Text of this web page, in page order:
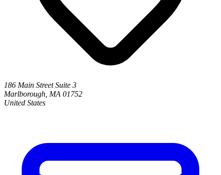
186 Main Street Suite 3
Marlborough, MA 01752
United States